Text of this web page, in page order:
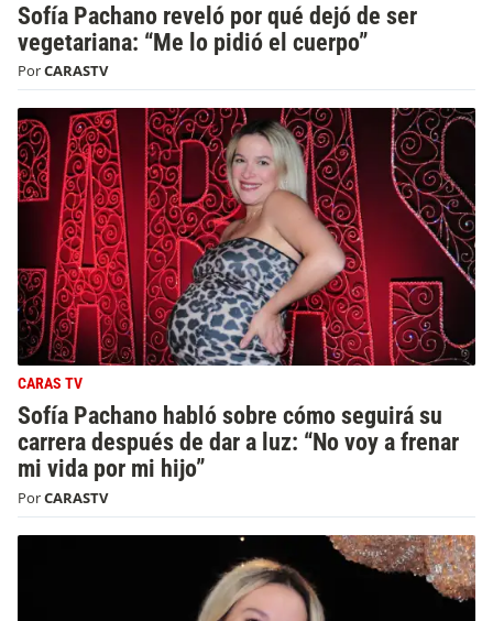
Sofía Pachano reveló por qué dejó de ser
vegetariana: “Me lo pidió el cuerpo”
PorCARASTV
CARAS TV
Sofía Pachano habló sobre cómo seguirá su
carrera después de dar a luz: “No voy a frenar
mi vida por mi hijo”
PorCARASTV